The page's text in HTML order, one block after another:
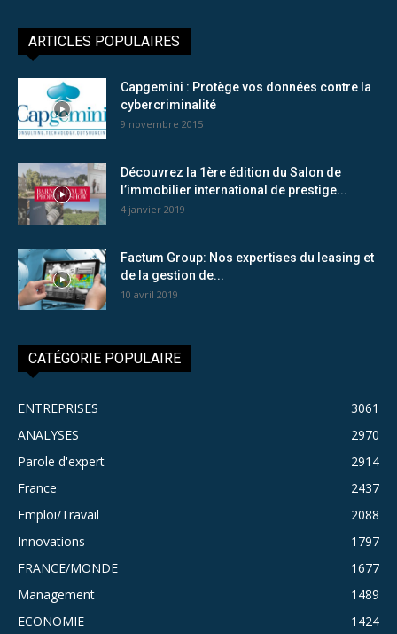
ARTICLES POPULAIRES
Capgemini : Protège vos données contre la
cybercriminalité
9 novembre 2015
Découvrez la 1ère édition du Salon de
l’immobilier international de prestige...
4 janvier 2019
Factum Group: Nos expertises du leasing et
de la gestion de...
10 avril 2019
CATÉGORIE POPULAIRE
ENTREPRISES
3061
ANALYSES
2970
Parole d'expert
2914
France
2437
Emploi/Travail
2088
Innovations
1797
FRANCE/MONDE
1677
Management
1489
ECONOMIE
1424